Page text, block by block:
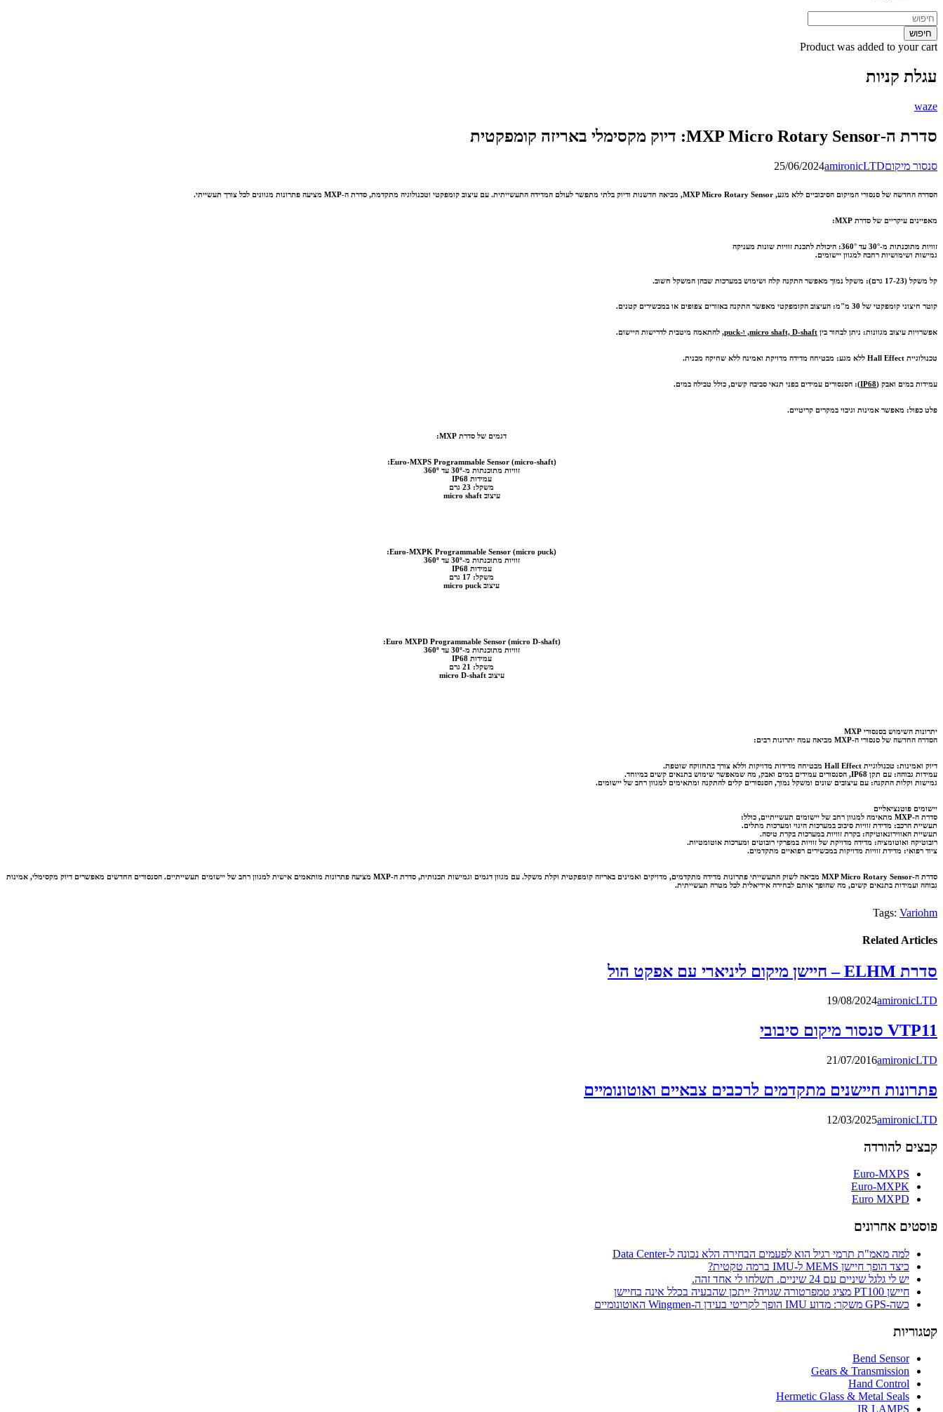
חיפוש
Product was added to your cart
עגלת קניות
waze
סדרת ה-MXP Micro Rotary Sensor: דיוק מקסימלי באריזה קומפקטית
סנסור מיקום 25/06/2024amironicLTD
הסדרה החדשה של סנסורי המיקום הסיבוביים ללא מגע, MXP Micro Rotary Sensor, מביאה חדשנות ודיוק בלתי מתפשר לעולם המדידה התעשייתית. עם עיצוב קומפקטי וטכנולוגיה מתקדמת, סדרת ה-MXP מציעה פתרונות מגוונים לכל צורך תעשייתי.
מאפיינים עיקריים של סדרת MXP:
זוויות מתוכנתות מ-30° עד 360°:
היכולת לתכנת זוויות שונות מעניקה
גמישות ושימושיות רחבה למגוון יישומים.
קל משקל (17-23 גרם): משקל נמוך מאפשר התקנה קלה ושימוש במערכות שבהן המשקל חשוב.
קוטר חיצוני קומפקטי של 30 מ"מ: העיצוב הקומפקטי מאפשר התקנה באזורים צפופים או במכשירים קטנים.
אפשרויות עיצוב מגוונות: ניתן לבחור בין micro shaft, D-shaft, ו-puck , להתאמה מיטבית לדרישות היישום.
טכנולוגיית Hall Effect ללא מגע: מבטיחה מדידה מדויקת ואמינה ללא שחיקה מכנית.
עמידות במים ואבק (IP68
): הסנסורים עמידים בפני תנאי סביבה קשים, כולל טבילה במים.
פלט כפול: מאפשר אמינות וגיבוי במקרים קריטיים.
דגמים של סדרת MXP:
Euro-MXPS Programmable Sensor (micro-shaft):
זוויות מתוכנתות מ-30º עד 360º
עמידות IP68
משקל: 23 גרם
עיצוב micro shaft
Euro-MXPK Programmable Sensor (micro puck):
זוויות מתוכנתות מ-30º עד 360º
עמידות IP68
משקל: 17 גרם
עיצוב micro puck
Euro MXPD Programmable Sensor (micro D-shaft):
זוויות מתוכנתות מ-30º עד 360º
עמידות IP68
משקל: 21 גרם
עיצוב micro D-shaft
יתרונות השימוש בסנסורי MXP
הסדרה החדשה של סנסורי ה-MXP מביאה עמה יתרונות רבים:
דיוק ואמינות: טכנולוגיית Hall Effect מבטיחה מדידות מדויקות וללא צורך בתחזוקה שוטפת.
עמידות גבוהה: עם תקן IP68, הסנסורים עמידים במים ואבק, מה שמאפשר שימוש בתנאים קשים במיוחד.
גמישות וקלות התקנה: עם עיצובים שונים ומשקל נמוך, הסנסורים קלים להתקנה ומתאימים למגוון רחב של יישומים.
יישומים פוטנציאליים
סדרת ה-MXP מתאימה למגוון רחב של יישומים תעשייתיים, כולל:
תעשיית הרכב: מדידת זוויות סיבוב במערכות היגוי ומערכות מתלים.
תעשיית האווירונאוטיקה: בקרת זוויות במערכות בקרת טיסה.
רובוטיקה ואוטומציה: מדידה מדויקת של זוויות במפרקי רובוטים ומערכות אוטומטיות.
ציוד רפואי: מדידת זוויות מדויקות במכשירים רפואיים מתקדמים.
סדרת ה-MXP Micro Rotary Sensor מביאה לשוק התעשייתי פתרונות מדידה מתקדמים, מדויקים ואמינים באריזה קומפקטית וקלת משקל. עם מגוון דגמים וגמישות תכנותית, סדרת ה-MXP מציעה פתרונות מותאמים אישית למגוון רחב של יישומים תעשייתיים. הסנסורים החדשים מאפשרים דיוק מקסימלי, אמינות
גבוהה ועמידות בתנאים קשים, מה שהופך אותם לבחירה אידיאלית לכל מטרה תעשייתית.
Tags: Variohm
Related Articles
סדרת ELHM – חיישן מיקום ליניארי עם אפקט הול
19/08/2024amironicLTD
VTP11 סנסור מיקום סיבובי
21/07/2016amironicLTD
פתרונות חיישנים מתקדמים לרכבים צבאיים ואוטונומיים
12/03/2025amironicLTD
קבצים להורדה
Euro-MXPS
Euro-MXPK
Euro MXPD
פוסטים אחרונים
למה מאמ"ת תרמי רגיל הוא לפעמים הבחירה הלא נכונה ל-Data Center
כיצד הופך חיישן MEMS ל-IMU ברמה טקטית?
יש לי גלגל שיניים עם 24 שיניים. תשלחו לי אחד זהה.
חיישן PT100 מציג טמפרטורה שגויה? ייתכן שהבעיה בכלל אינה בחיישן
כשה-GPS משקר: מדוע IMU הופך לקריטי בעידן ה-Wingmen האוטונומיים
קטגוריות
Bend Sensor
Gears & Transmission
Hand Control
Hermetic Glass & Metal Seals
IR LAMPS